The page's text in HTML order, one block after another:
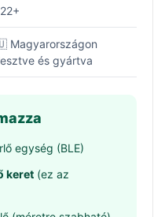
Magyarországon
és gyártva
egység (BLE)
keret (ez az